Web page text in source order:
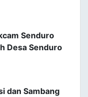
Senduro
Desa Senduro
dan Sambang